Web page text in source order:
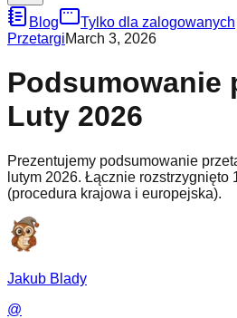
Blog
Tylko dla zalogowanych
PrzetargiMarch 3, 2026
Podsumowanie
Luty 2026
Prezentujemy podsumowanie
lutym 2026. Łącznie rozstrzygnięto
(procedura krajowa i europejska).
Jakub Blady
@